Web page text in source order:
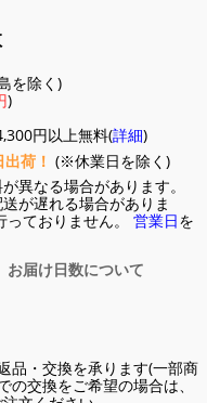
を除く)
)
円以上無料(詳細)
荷！ (※休業日を除く)
異なる場合があります。
が遅れる場合がありま
ておりません。 営業日を
お届け日数について
品・交換を承ります(一部商
の交換をご希望の場合は、